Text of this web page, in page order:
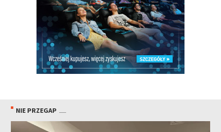
NIE PRZEGAP